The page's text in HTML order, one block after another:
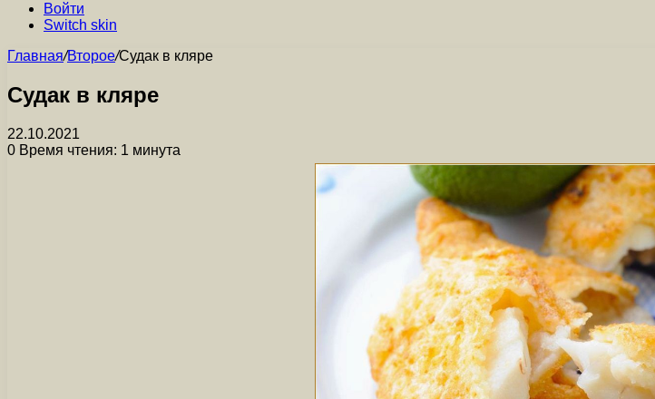
Войти
Switch skin
Главная/Второе/Судак в кляре
Судак в кляре
22.10.2021
0 Время чтения: 1 минута